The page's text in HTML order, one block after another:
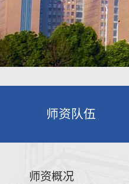
师资队伍
师资概况